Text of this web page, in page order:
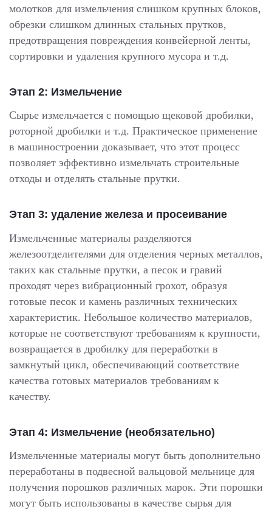
молотков для измельчения слишком крупных блоков,
обрезки слишком длинных стальных прутков,
предотвращения повреждения конвейерной ленты,
сортировки и удаления крупного мусора и т.д.
Этап 2: Измельчение
Сырье измельчается с помощью щековой дробилки,
роторной дробилки и т.д. Практическое применение
в машиностроении доказывает, что этот процесс
позволяет эффективно измельчать строительные
отходы и отделять стальные прутки.
Этап 3: удаление железа и просеивание
Измельченные материалы разделяются
железоотделителями для отделения черных металлов,
таких как стальные прутки, а песок и гравий
проходят через вибрационный грохот, образуя
готовые песок и камень различных технических
характеристик. Небольшое количество материалов,
которые не соответствуют требованиям к крупности,
возвращается в дробилку для переработки в
замкнутый цикл, обеспечивающий соответствие
качества готовых материалов требованиям к
качеству.
Этап 4: Измельчение (необязательно)
Измельченные материалы могут быть дополнительно
переработаны в подвесной вальцовой мельнице для
получения порошков различных марок. Эти порошки
могут быть использованы в качестве сырья для